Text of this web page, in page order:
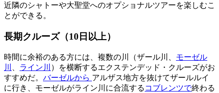
近隣のシャトーや大聖堂へのオプショナルツアーを楽しむこ
とができる。
長期クルーズ（10日以上）
時間に余裕のある方には、複数の川（ザール川、 モーゼル
川
ライン川
）を横断するエクステンデッド・クルーズがお
すすめだ。 バーゼルから アルザス地方を抜けてザールルイ
に行き、モーゼルがライン川に合流する コブレンツで終わる